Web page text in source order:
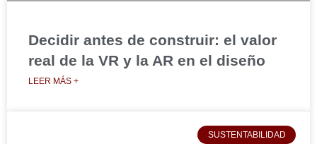
Decidir antes de construir: el valor
real de la VR y la AR en el diseño
LEER MÁS +
SUSTENTABILIDAD